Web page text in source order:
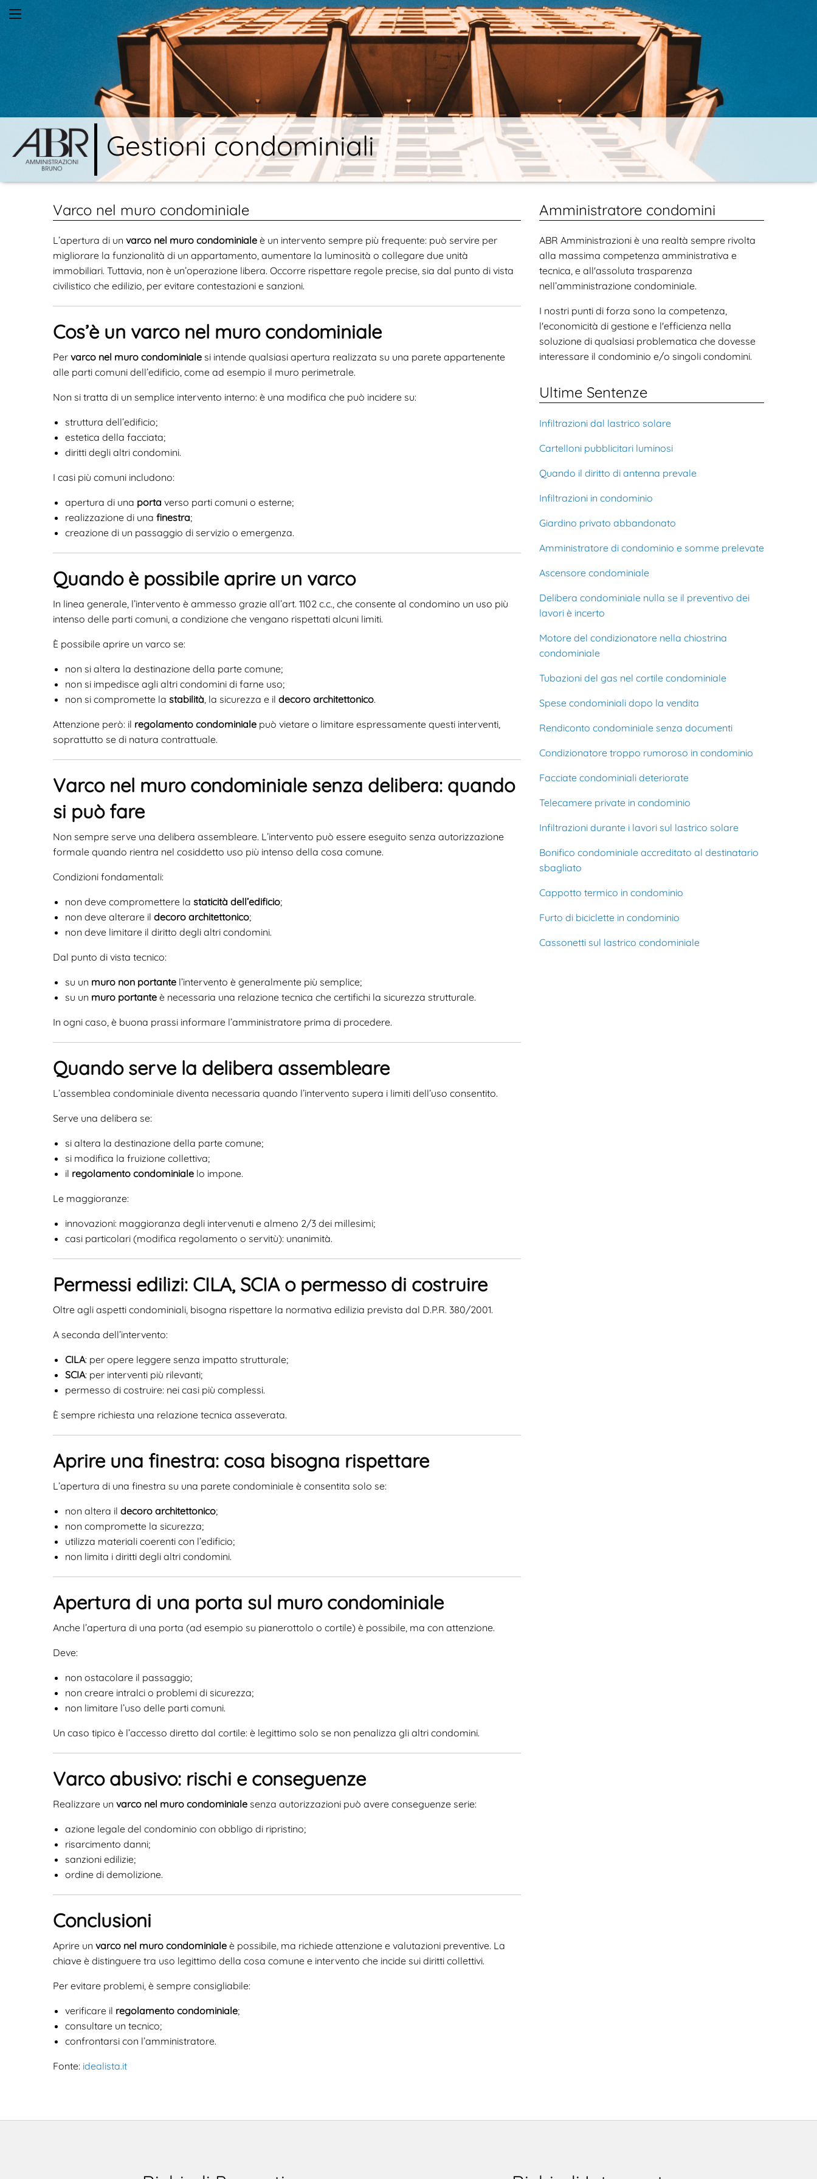
Gestioni condominiali
Varco nel muro condominiale
L’apertura di un varco nel muro condominiale è un intervento sempre più frequente: può servire per
migliorare la funzionalità di un appartamento, aumentare la luminosità o collegare due unità
immobiliari. Tuttavia, non è un’operazione libera. Occorre rispettare regole precise, sia dal punto di vista
civilistico che edilizio, per evitare contestazioni e sanzioni.
Cos’è un varco nel muro condominiale
Per varco nel muro condominiale si intende qualsiasi apertura realizzata su una parete appartenente
alle parti comuni dell’edificio, come ad esempio il muro perimetrale.
Non si tratta di un semplice intervento interno: è una modifica che può incidere su:
struttura dell’edificio;
estetica della facciata;
diritti degli altri condomini.
I casi più comuni includono:
apertura di una porta verso parti comuni o esterne;
realizzazione di una finestra;
creazione di un passaggio di servizio o emergenza.
Quando è possibile aprire un varco
In linea generale, l’intervento è ammesso grazie all’art. 1102 c.c., che consente al condomino un uso più
intenso delle parti comuni, a condizione che vengano rispettati alcuni limiti.
È possibile aprire un varco se:
non si altera la destinazione della parte comune;
non si impedisce agli altri condomini di farne uso;
non si compromette la stabilità, la sicurezza e il decoro architettonico.
Attenzione però: il regolamento condominiale può vietare o limitare espressamente questi interventi,
soprattutto se di natura contrattuale.
Varco nel muro condominiale senza delibera: quando
si può fare
Non sempre serve una delibera assembleare. L’intervento può essere eseguito senza autorizzazione
formale quando rientra nel cosiddetto uso più intenso della cosa comune.
Condizioni fondamentali:
non deve compromettere la staticità dell’edificio;
non deve alterare il decoro architettonico;
non deve limitare il diritto degli altri condomini.
Dal punto di vista tecnico:
su un muro non portante l’intervento è generalmente più semplice;
su un muro portante è necessaria una relazione tecnica che certifichi la sicurezza strutturale.
In ogni caso, è buona prassi informare l’amministratore prima di procedere.
Quando serve la delibera assembleare
L’assemblea condominiale diventa necessaria quando l’intervento supera i limiti dell’uso consentito.
Serve una delibera se:
si altera la destinazione della parte comune;
si modifica la fruizione collettiva;
il regolamento condominiale lo impone.
Le maggioranze:
innovazioni: maggioranza degli intervenuti e almeno 2/3 dei millesimi;
casi particolari (modifica regolamento o servitù): unanimità.
Permessi edilizi: CILA, SCIA o permesso di costruire
Oltre agli aspetti condominiali, bisogna rispettare la normativa edilizia prevista dal D.P.R. 380/2001.
A seconda dell’intervento:
CILA: per opere leggere senza impatto strutturale;
SCIA: per interventi più rilevanti;
permesso di costruire: nei casi più complessi.
È sempre richiesta una relazione tecnica asseverata.
Aprire una finestra: cosa bisogna rispettare
L’apertura di una finestra su una parete condominiale è consentita solo se:
non altera il decoro architettonico;
non compromette la sicurezza;
utilizza materiali coerenti con l’edificio;
non limita i diritti degli altri condomini.
Apertura di una porta sul muro condominiale
Anche l’apertura di una porta (ad esempio su pianerottolo o cortile) è possibile, ma con attenzione.
Deve:
non ostacolare il passaggio;
non creare intralci o problemi di sicurezza;
non limitare l’uso delle parti comuni.
Un caso tipico è l’accesso diretto dal cortile: è legittimo solo se non penalizza gli altri condomini.
Varco abusivo: rischi e conseguenze
Realizzare un varco nel muro condominiale senza autorizzazioni può avere conseguenze serie:
azione legale del condominio con obbligo di ripristino;
risarcimento danni;
sanzioni edilizie;
ordine di demolizione.
Conclusioni
Aprire un varco nel muro condominiale è possibile, ma richiede attenzione e valutazioni preventive. La
chiave è distinguere tra uso legittimo della cosa comune e intervento che incide sui diritti collettivi.
Per evitare problemi, è sempre consigliabile:
verificare il regolamento condominiale;
consultare un tecnico;
confrontarsi con l’amministratore.
Fonte: idealista.it
Amministratore condomini
ABR Amministrazioni è una realtà sempre rivolta
alla massima competenza amministrativa e
tecnica, e all'assoluta trasparenza
nell’amministrazione condominiale.
I nostri punti di forza sono la competenza,
l'economicità di gestione e l'efficienza nella
soluzione di qualsiasi problematica che dovesse
interessare il condominio e/o singoli condomini.
Ultime Sentenze
Infiltrazioni dal lastrico solare
Cartelloni pubblicitari luminosi
Quando il diritto di antenna prevale
Infiltrazioni in condominio
Giardino privato abbandonato
Amministratore di condominio e somme prelevate
Ascensore condominiale
Delibera condominiale nulla se il preventivo dei
lavori è incerto
Motore del condizionatore nella chiostrina
condominiale
Tubazioni del gas nel cortile condominiale
Spese condominiali dopo la vendita
Rendiconto condominiale senza documenti
Condizionatore troppo rumoroso in condominio
Facciate condominiali deteriorate
Telecamere private in condominio
Infiltrazioni durante i lavori sul lastrico solare
Bonifico condominiale accreditato al destinatario
sbagliato
Cappotto termico in condominio
Furto di biciclette in condominio
Cassonetti sul lastrico condominiale